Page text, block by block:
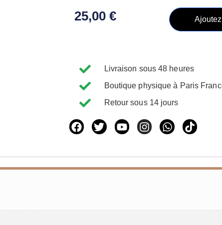
25,00 €
Livraison sous 48 heures
Boutique physique à Paris
Retour sous 14 jours